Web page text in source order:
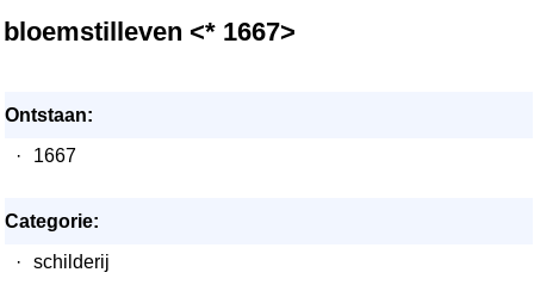
bloemstilleven <* 1667>
Ontstaan:
·
1667
Categorie:
·
schilderij